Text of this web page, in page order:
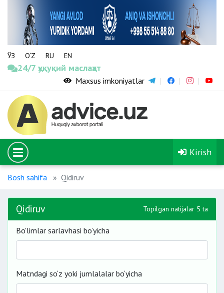
ЎЗ O‘Z RU EN
24/7 ҳуқуқий маслаҳат
Maxsus imkoniyatlar
Kirish
Bosh sahifa Qidiruv
Qidiruv Topilgan natijalar 5 ta
Bo'limlar sarlavhasi bo’yicha
Matndagi so‘z yoki jumlalalar bo‘yicha